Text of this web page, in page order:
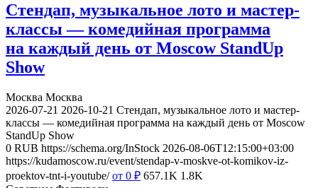
Стендап, музыкальное лото и мастер-
классы — комедийная программа
на каждый день от Moscow StandUp
Show
Москва Москва
2026-07-21 2026-10-21 Стендап, музыкальное лото и мастер-
классы — комедийная программа на каждый день от Moscow
StandUp Show
0 RUB https://schema.org/InStock 2026-08-06T12:15:00+03:00
https://kudamoscow.ru/event/stendap-v-moskve-ot-komikov-iz-
proektov-tnt-i-youtube/ от 0 ₽ 657.1K 1.8K